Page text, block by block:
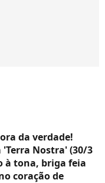
da verdade!
Nostra' (30/3
à tona, briga feia
coração de